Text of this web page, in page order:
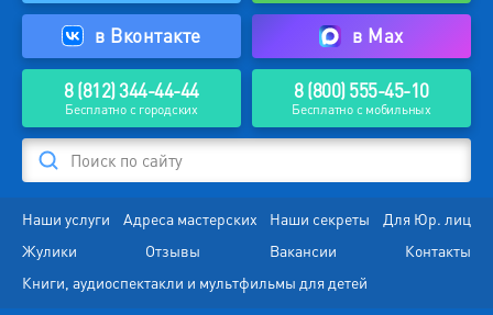
в Вконтакте в Max
8 (812) 344-44-44
Бесплатно с городских
8 (800) 555-45-10
Бесплатно с мобильных
Поиск по сайту
Наши услуги Адреса мастерских Наши секреты
Для Юр. лиц
Жулики
Отзывы Вакансии
Контакты
Книги, аудиоспектакли и мультфильмы для детей